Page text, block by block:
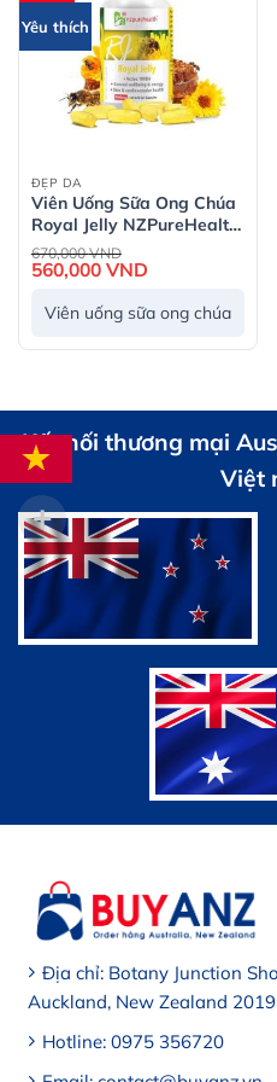
Yêu thích
ĐẸP DA
Viên Uống Sữa Ong Chúa
Royal Jelly NZPureHealth
– Hộp 30 viên
670,000VND
gốc
là:
560,000 VNDGiá
là:
Viên uống sữa ong chúa
Kết nối thương mại
Việt
Địa chỉ: Botany Junction
Auckland, New Zealand 2019
Hotline: 0975 356720